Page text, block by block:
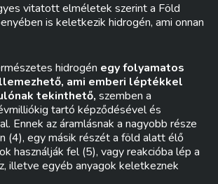
vitatott elméletek szerint a Föld
is keletkezik hidrogén, ami onnan
hidrogén egy folyamatos
ami emberi léptékkel
tekinthető, szemben a
tartó képződésével és
Ennek az áramlásnak a nagyobb része
(4), egy másik részét a föld alatt élő
használják fel (5), vagy reakcióba lép a
illetve egyéb anyagok keletkeznek